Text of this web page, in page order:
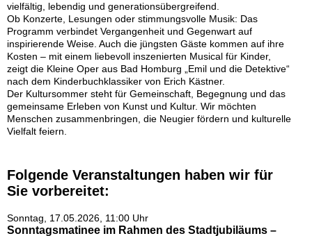
vielfältig, lebendig und generationsübergreifend.
Ob Konzerte, Lesungen oder stimmungsvolle Musik: Das
Programm verbindet Vergangenheit und Gegenwart auf
inspirierende Weise. Auch die jüngsten Gäste kommen auf ihre
Kosten – mit einem liebevoll inszenierten Musical für Kinder,
zeigt die Kleine Oper aus Bad Homburg „Emil und die Detektive“
nach dem Kinderbuchklassiker von Erich Kästner.
Der Kultursommer steht für Gemeinschaft, Begegnung und das
gemeinsame Erleben von Kunst und Kultur. Wir möchten
Menschen zusammenbringen, die Neugier fördern und kulturelle
Vielfalt feiern.
Folgende Veranstaltungen haben wir für
Sie vorbereitet:
Sonntag, 17.05.2026, 11:00 Uhr
Sonntagsmatinee im Rahmen des Stadtjubiläums –